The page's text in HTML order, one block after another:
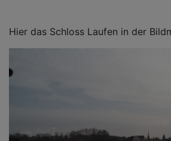
Hier das Schloss Laufen in der